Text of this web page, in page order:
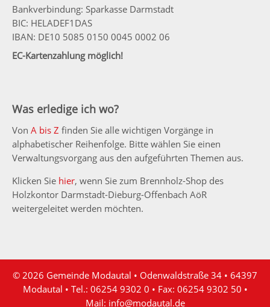
Bankverbindung: Sparkasse Darmstadt
BIC: HELADEF1DAS
IBAN: DE10 5085 0150 0045 0002 06
EC-Kartenzahlung möglich!
Was erledige ich wo?
Von A bis Z finden Sie alle wichtigen Vorgänge in
alphabetischer Reihenfolge. Bitte wählen Sie einen
Verwaltungsvorgang aus den aufgeführten Themen aus.
Klicken Sie hier, wenn Sie zum Brennholz-Shop des
Holzkontor Darmstadt-Dieburg-Offenbach AöR
weitergeleitet werden möchten.
© 2026 Gemeinde Modautal • Odenwaldstraße 34 • 64397
Modautal • Tel.: 06254 9302 0 • Fax: 06254 9302 50 •
Mail: info@modautal.de